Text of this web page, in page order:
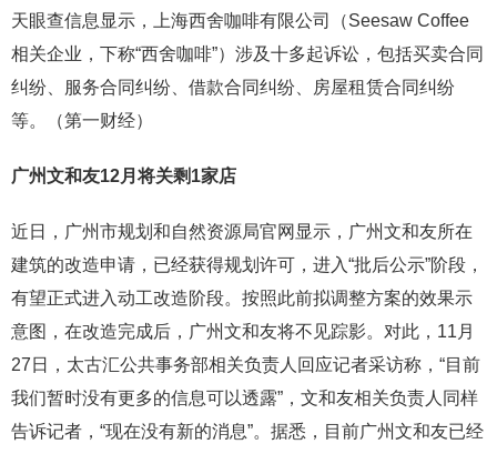
天眼查信息显示，上海西舍咖啡有限公司（Seesaw Coffee
相关企业，下称“西舍咖啡”）涉及十多起诉讼，包括买卖合同
纠纷、服务合同纠纷、借款合同纠纷、房屋租赁合同纠纷
等。（第一财经）
广州文和友12月将关剩1家店
近日，广州市规划和自然资源局官网显示，广州文和友所在
建筑的改造申请，已经获得规划许可，进入“批后公示”阶段，
有望正式进入动工改造阶段。按照此前拟调整方案的效果示
意图，在改造完成后，广州文和友将不见踪影。对此，11月
27日，太古汇公共事务部相关负责人回应记者采访称，“目前
我们暂时没有更多的信息可以透露”，文和友相关负责人同样
告诉记者，“现在没有新的消息”。据悉，目前广州文和友已经